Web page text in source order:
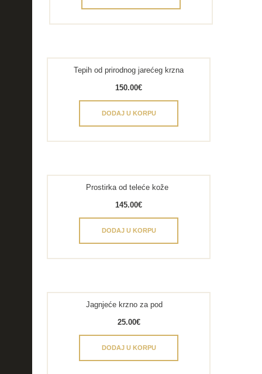
Tepih od prirodnog jarećeg krzna
150.00€
DODAJ U KORPU
Prostirka od teleće kože
145.00€
DODAJ U KORPU
Jagnjeće krzno za pod
25.00€
DODAJ U KORPU